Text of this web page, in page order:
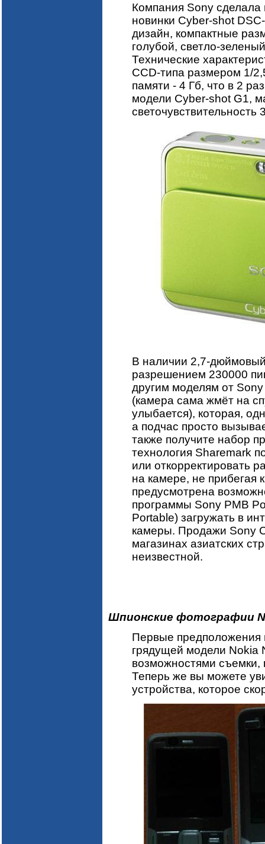
Компания Sony
новинки Cyber-shot
дизайн, компактные
голубой, светло-
Технические
CCD-типа размером 1/
памяти - 4 Гб, что в 2
модели Cyber-shot G1,
светочувствительность
В наличии 2,7-
разрешением 230000
другим моделям от
(камера сама жмёт на
улыбается), которая,
а подчас просто
также получите набор
технология Sharemark
или откорректировать
на камере, не прибегая
предусмотрена
программы Sony PMB
Portable) загружать в
камеры. Продажи Sony
магазинах азиатских
неизвестной.
Шпионские фотографии
Первые предположения
грядущей модели
возможностями
Теперь же вы можете
устройства, которое